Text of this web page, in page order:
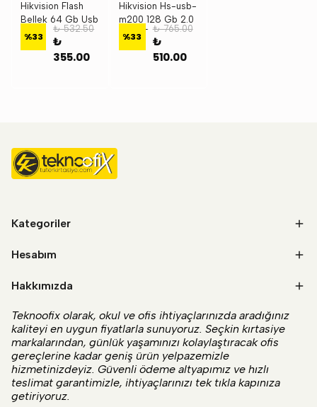
Hikvision Flash
Bellek 64 Gb Usb
3.2
%33
₺ 532.50
₺
355.00
Hikvision Hs-usb-
m200 128 Gb 2.0
Flash Bellek
%33
₺ 765.00
₺
510.00
Kategoriler
Hesabım
Hakkımızda
Teknoofix olarak, okul ve ofis ihtiyaçlarınızda aradığınız
kaliteyi en uygun fiyatlarla sunuyoruz. Seçkin kırtasiye
markalarından, günlük yaşamınızı kolaylaştıracak ofis
gereçlerine kadar geniş ürün yelpazemizle
hizmetinizdeyiz. Güvenli ödeme altyapımız ve hızlı
teslimat garantimizle, ihtiyaçlarınızı tek tıkla kapınıza
getiriyoruz.